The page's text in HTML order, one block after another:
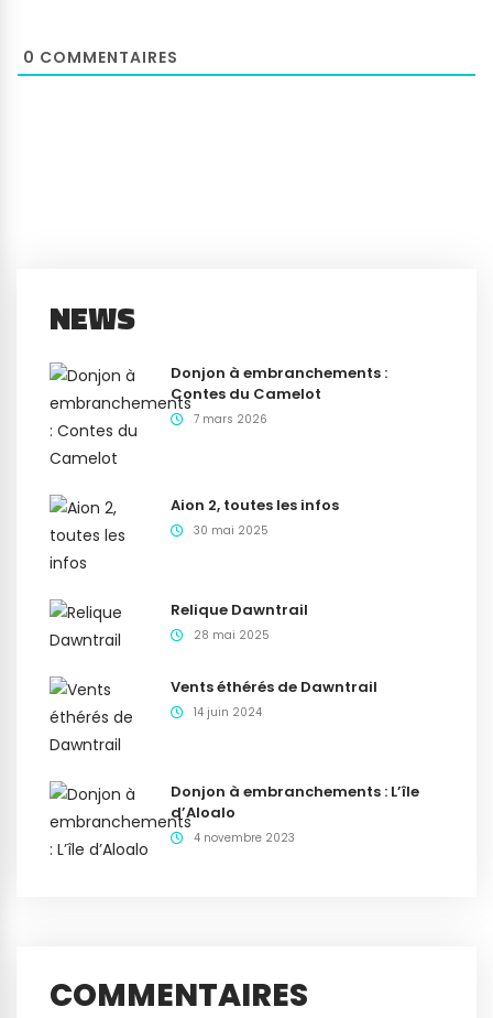
0 COMMENTAIRES
NEWS
Donjon à embranchements :
Contes du Camelot
7 mars 2026
Aion 2, toutes les infos
30 mai 2025
Relique Dawntrail
28 mai 2025
Vents éthérés de Dawntrail
14 juin 2024
Donjon à embranchements : L’île
d’Aloalo
4 novembre 2023
COMMENTAIRES